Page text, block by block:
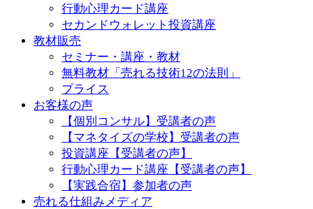
行動心理カード講座
セカンドウォレット投資講座
教材販売
セミナー・講座・教材
無料教材「売れる技術12の法則」
プライス
お客様の声
【個別コンサル】受講者の声
【マネタイズの学校】受講者の声
投資講座【受講者の声】
行動心理カード講座【受講者の声】
【実践合宿】参加者の声
売れる仕組みメディア